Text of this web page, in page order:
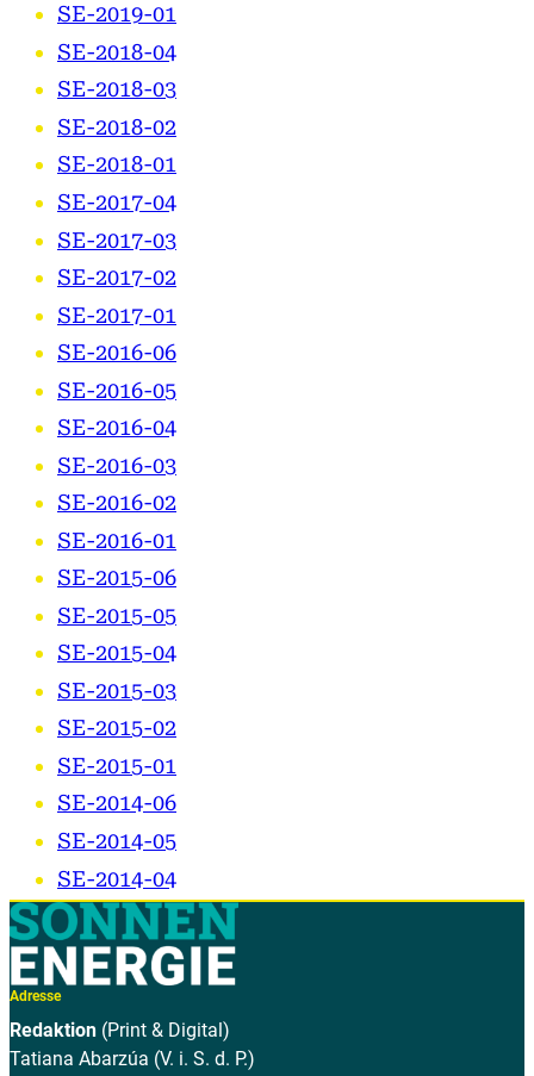
SE-2019-01
SE-2018-04
SE-2018-03
SE-2018-02
SE-2018-01
SE-2017-04
SE-2017-03
SE-2017-02
SE-2017-01
SE-2016-06
SE-2016-05
SE-2016-04
SE-2016-03
SE-2016-02
SE-2016-01
SE-2015-06
SE-2015-05
SE-2015-04
SE-2015-03
SE-2015-02
SE-2015-01
SE-2014-06
SE-2014-05
SE-2014-04
Adresse
Redaktion (Print & Digital)
Tatiana Abarzúa (V. i. S. d. P.)